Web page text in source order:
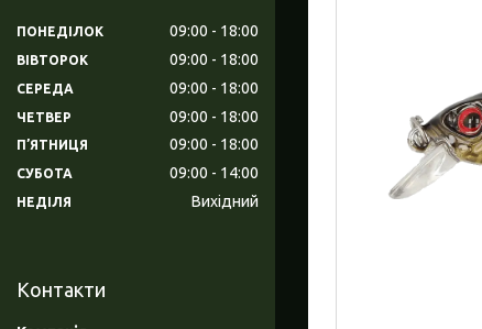
ПОНЕДІЛОК 09:00 18:00
ВІВТОРОК 09:00 18:00
СЕРЕДА 09:00 18:00
ЧЕТВЕР 09:00 18:00
ПʼЯТНИЦЯ 09:00 18:00
СУБОТА 09:00 14:00
НЕДІЛЯ Вихідний
Контакти